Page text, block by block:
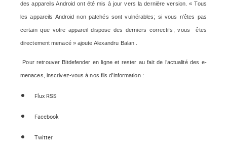
des appareils Android ont été mis à jour vers la dernière version. « Tous
les appareils Android non patchés sont vulnérables; si vous n’êtes pas
certain que votre appareil dispose des derniers correctifs, vous êtes
directement menacé » ajoute Alexandru Balan .
Pour retrouver Bitdefender en ligne et rester au fait de l’actualité des e-
menaces, inscrivez-vous à nos fils d’information :
Flux RSS
Facebook
Twitter